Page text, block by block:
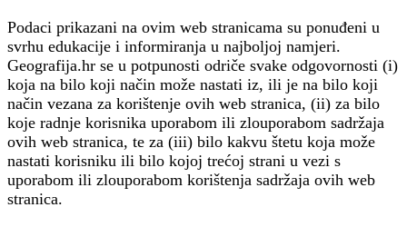
Podaci prikazani na ovim web stranicama su ponuđeni u
svrhu edukacije i informiranja u najboljoj namjeri.
Geografija.hr se u potpunosti odriče svake odgovornosti (i)
koja na bilo koji način može nastati iz, ili je na bilo koji
način vezana za korištenje ovih web stranica, (ii) za bilo
koje radnje korisnika uporabom ili zlouporabom sadržaja
ovih web stranica, te za (iii) bilo kakvu štetu koja može
nastati korisniku ili bilo kojoj trećoj strani u vezi s
uporabom ili zlouporabom korištenja sadržaja ovih web
stranica.